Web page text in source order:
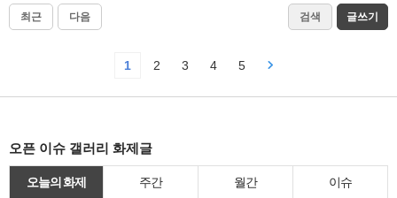
최근 다음 검색 글쓰기
1 2 3 4 5
오픈 이슈 갤러리 화제글
오늘의 화제 주간 월간 이슈